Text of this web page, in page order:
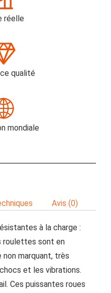
réelle
qualité
mondiale
Avis (0)
à la charge :
roulettes sont en
marquant, très
et les vibrations.
Ces puissantes roues